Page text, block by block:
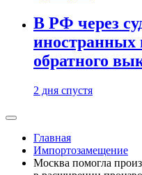
В РФ через
иностранных
обратного
2 дня спустя
Главная
Импортозамещение
Москва помогла